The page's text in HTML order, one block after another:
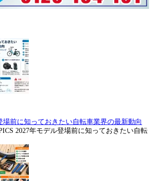
場前に知っておきたい自転車業界の最新動向
2027年モデル登場前に知っておきたい自転